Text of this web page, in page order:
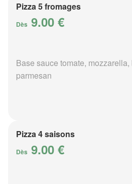
Pizza 5 fromages
Dès 9.00 €
Base sauce tomate,
parmesan
Pizza 4 saisons
Dès 9.00 €